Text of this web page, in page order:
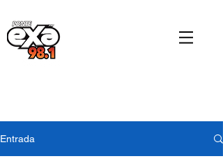
Entrada